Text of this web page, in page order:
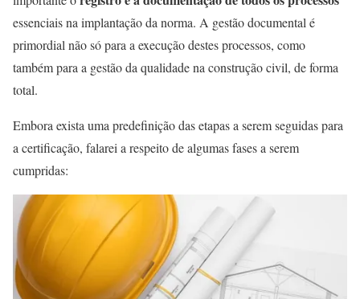
essenciais na implantação da norma. A gestão documental é
primordial não só para a execução destes processos, como
também para a gestão da qualidade na construção civil, de forma
total.
Embora exista uma predefinição das etapas a serem seguidas para
a certificação, falarei a respeito de algumas fases a serem
cumpridas: